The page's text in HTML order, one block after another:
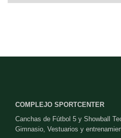
COMPLEJO SPORTCENTER
Canchas de Fútbol 5 y Showball
Gimnasio, Vestuarios y